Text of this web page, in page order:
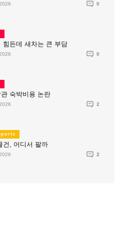
0
힘든데 새차는 큰 부담
0
숙박비용 논란
2
건, 어디서 팔까
2